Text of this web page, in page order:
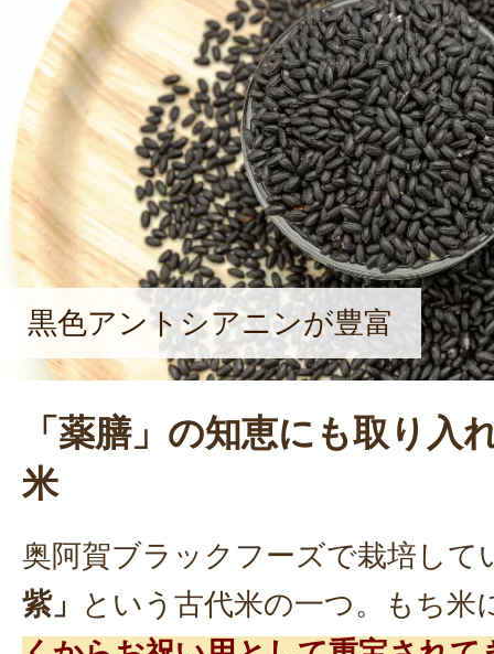
黒色アントシアニンが豊富
「薬膳」の知恵にも取り入
米
奥阿賀ブラックフーズで栽培して
紫」
という古代米の一つ。もち米